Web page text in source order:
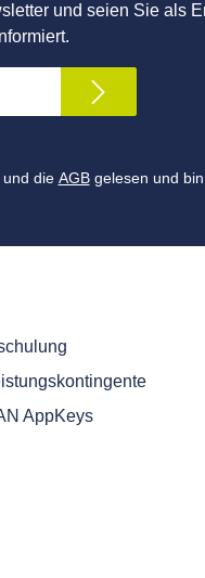
und seien Sie als
die AGBgelesen und
AppKeys